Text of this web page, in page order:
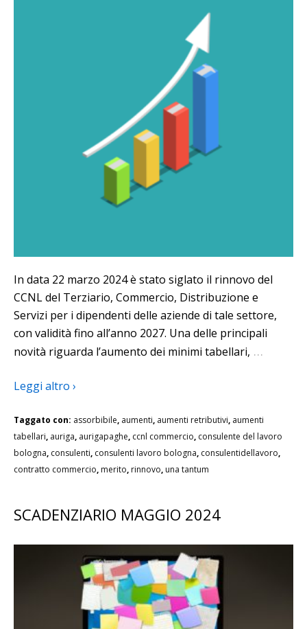
In data 22 marzo 2024 è stato siglato il rinnovo del
CCNL del Terziario, Commercio, Distribuzione e
Servizi per i dipendenti delle aziende di tale settore,
con validità fino all’anno 2027. Una delle principali
novità riguarda l’aumento dei minimi tabellari, …
Leggi altro ›
Taggato con: assorbibile, aumenti, aumenti retributivi, aumenti
tabellari, auriga, aurigapaghe, ccnl commercio, consulente del lavoro
bologna, consulenti, consulenti lavoro bologna, consulentidellavoro,
contratto commercio, merito, rinnovo, una tantum
SCADENZIARIO MAGGIO 2024